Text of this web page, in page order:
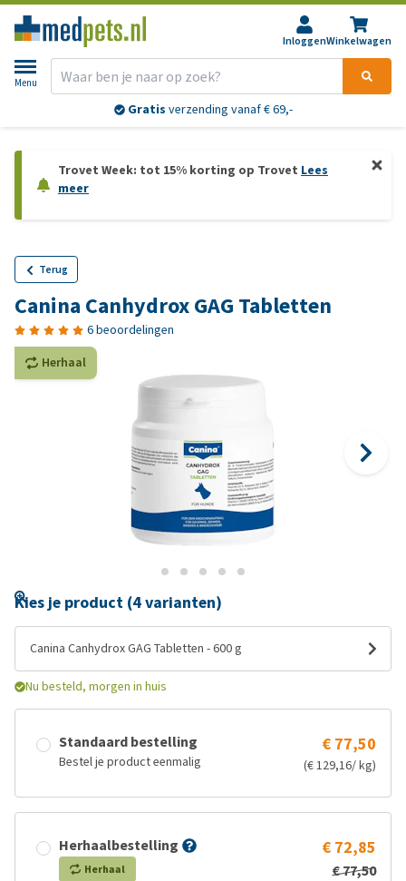
InloggenWinkelwagen
Menu
Gratis verzending vanaf € 69,-
Trovet Week: tot 15% korting op Trovet Lees
meer
Terug
Canina Canhydrox GAG Tabletten
6 beoordelingen
Herhaal
Kies je product (4 varianten)
Canina Canhydrox GAG Tabletten - 600 g
Nu besteld, morgen in huis
Standaard bestelling
Bestel je product eenmalig
€ 77,50
(€ 129,16/ kg)
Herhaalbestelling
Herhaal
€ 72,85
€ 77,50